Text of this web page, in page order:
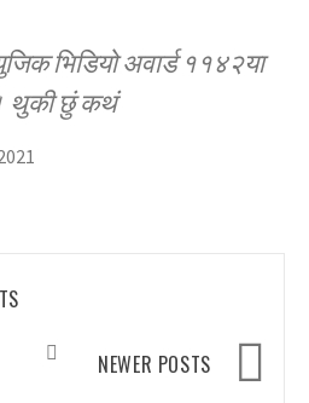
भिडियो अवार्ड ११४२या
। थुकी छुं कथं
NEWER POSTS